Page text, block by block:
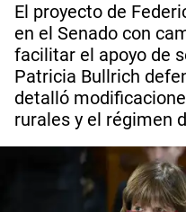
El proyecto de
en el Senado con
facilitar el apoyo de
Patricia Bullrich
detalló
rurales y el régimen